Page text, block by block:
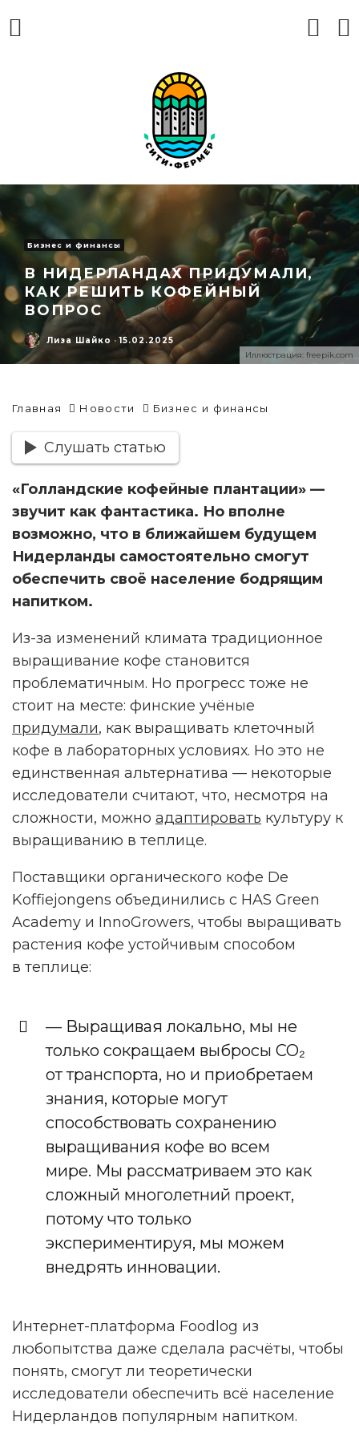
Иллюстрация: freepik.com
Бизнес и финансы
В НИДЕРЛАНДАХ ПРИДУМАЛИ,
КАК РЕШИТЬ КОФЕЙНЫЙ
ВОПРОС
Лиза Шайко · 15.02.2025
Главная Новости Бизнес и финансы
Слушать статью
«Голландские кофейные плантации» —
звучит как фантастика. Но вполне
возможно, что в ближайшем будущем
Нидерланды самостоятельно смогут
обеспечить своё население бодрящим
напитком.
Из-за изменений климата традиционное
выращивание кофе становится
проблематичным. Но прогресс тоже не
стоит на месте: финские учёные
придумали, как выращивать клеточный
кофе в лабораторных условиях. Но это не
единственная альтернатива — некоторые
исследователи считают, что, несмотря на
сложности, можно адаптировать культуру к
выращиванию в теплице.
Поставщики органического кофе De
Koffiejongens объединились с HAS Green
Academy и InnoGrowers, чтобы выращивать
растения кофе устойчивым способом
в теплице:
— Выращивая локально, мы не
только сокращаем выбросы CO₂
от транспорта, но и приобретаем
знания, которые могут
способствовать сохранению
выращивания кофе во всем
мире. Мы рассматриваем это как
сложный многолетний проект,
потому что только
экспериментируя, мы можем
внедрять инновации.
Интернет-платформа Foodlog из
любопытства даже сделала расчёты, чтобы
понять, смогут ли теоретически
исследователи обеспечить всё население
Нидерландов популярным напитком.